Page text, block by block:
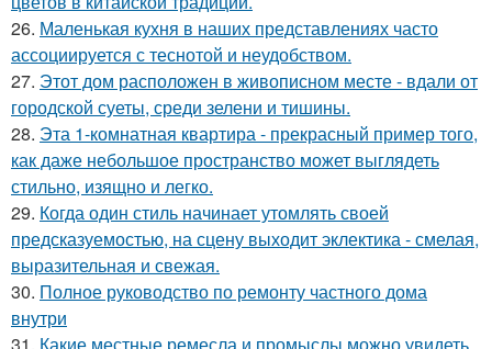
26. Маленькая кухня в наших представлениях часто
ассоциируется с теснотой и неудобством.
27. Этот дом расположен в живописном месте - вдали от
городской суеты, среди зелени и тишины.
28. Эта 1-комнатная квартира - прекрасный пример того,
как даже небольшое пространство может выглядеть
стильно, изящно и легко.
29. Когда один стиль начинает утомлять своей
предсказуемостью, на сцену выходит эклектика - смелая,
выразительная и свежая.
30. Полное руководство по ремонту частного дома
внутри